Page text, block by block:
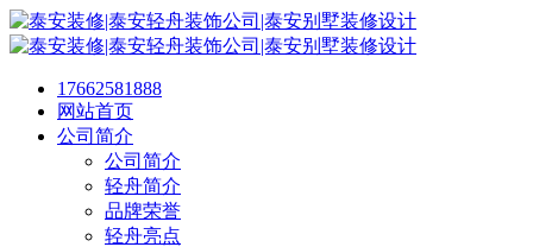
17662581888
网站首页
公司简介
公司简介
轻舟简介
品牌荣誉
轻舟亮点